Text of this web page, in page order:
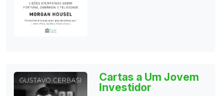
Cartas a Um Jovem
Investidor